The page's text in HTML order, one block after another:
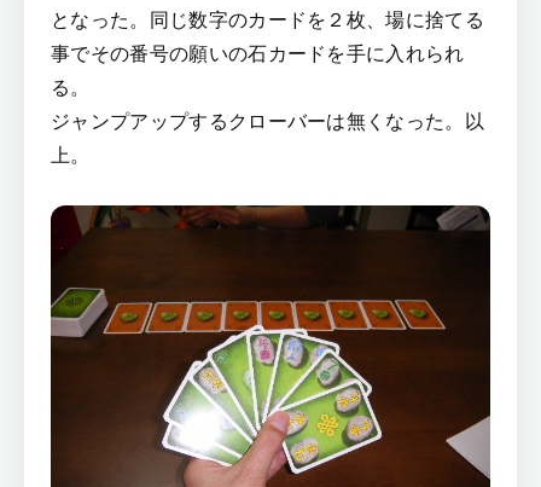
となった。同じ数字のカードを２枚、場に捨てる
事でその番号の願いの石カードを手に入れられ
る。
ジャンプアップするクローバーは無くなった。以
上。